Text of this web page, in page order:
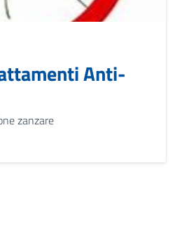
Anti-
zanzare
ZANZARE